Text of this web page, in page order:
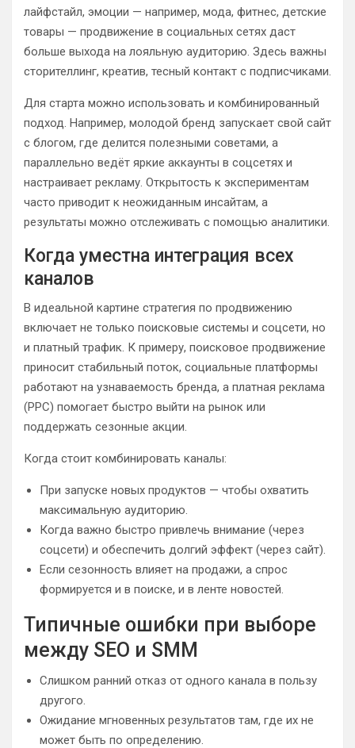
лайфстайл, эмоции — например, мода, фитнес, детские
товары — продвижение в социальных сетях даст
больше выхода на лояльную аудиторию. Здесь важны
сторителлинг, креатив, тесный контакт с подписчиками.
Для старта можно использовать и комбинированный
подход. Например, молодой бренд запускает свой сайт
с блогом, где делится полезными советами, а
параллельно ведёт яркие аккаунты в соцсетях и
настраивает рекламу. Открытость к экспериментам
часто приводит к неожиданным инсайтам, а
результаты можно отслеживать с помощью аналитики.
Когда уместна интеграция всех
каналов
В идеальной картине стратегия по продвижению
включает не только поисковые системы и соцсети, но
и платный трафик. К примеру, поисковое продвижение
приносит стабильный поток, социальные платформы
работают на узнаваемость бренда, а платная реклама
(PPC) помогает быстро выйти на рынок или
поддержать сезонные акции.
Когда стоит комбинировать каналы:
При запуске новых продуктов — чтобы охватить
максимальную аудиторию.
Когда важно быстро привлечь внимание (через
соцсети) и обеспечить долгий эффект (через сайт).
Если сезонность влияет на продажи, а спрос
формируется и в поиске, и в ленте новостей.
Типичные ошибки при выборе
между SEO и SMM
Слишком ранний отказ от одного канала в пользу
другого.
Ожидание мгновенных результатов там, где их не
может быть по определению.